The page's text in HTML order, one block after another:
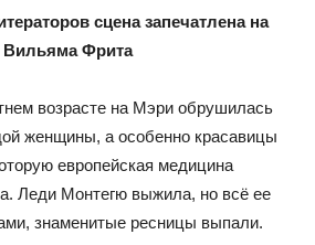
сцена запечатлена на
Вильяма Фрита
возрасте на Мэри обрушилась
женщины, а особенно красавицы
европейская медицина
Леди Монтегю выжила, но всё ее
знаменитые ресницы выпали.